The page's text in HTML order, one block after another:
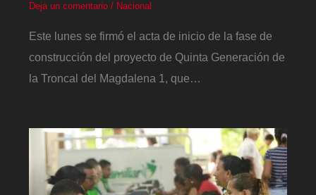
Deja un comentario / Nacional
Este lunes se firmó el acta de inicio de la fase de
construcción del proyecto de Quinta Generación de
la Troncal del Magdalena 1, que…